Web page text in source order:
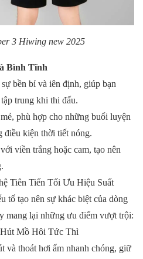
3 Hiwing new 2025
Bình Tĩnh
bền bỉ và iên định, giúp bạn
trung khi thi đấu.
phù hợp cho những buổi luyện
điều kiện thời tiết nóng.
viền trắng hoặc cam, tạo nên
Tiên Tiến Tối Ưu Hiệu Suất
tố tạo nên sự khác biệt của dòng
mang lại những ưu điểm vượt trội:
Mồ Hôi Tức Thì
và thoát hơi ẩm nhanh chóng, giữ